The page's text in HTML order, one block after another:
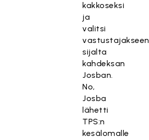
kakkoseksi
ja
valitsi
vastustajakseen
sijalta
kahdeksan
Josban.
No,
Josba
lähetti
TPS:n
kesälomalle